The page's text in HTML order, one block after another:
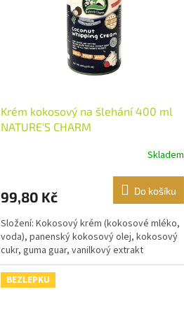
Krém kokosový na šlehání 400 ml
NATURE'S CHARM
Skladem
99,80 Kč Do košíku
Složení: Kokosový krém (kokosové mléko,
voda), panenský kokosový olej, kokosový
cukr, guma guar, vanilkový extrakt
BEZLEPKU